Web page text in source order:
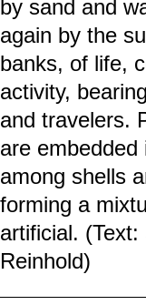
by sand and
again by the
banks, of life,
activity,
and travelers.
are
among shells
forming a
artificial.
Reinhold)